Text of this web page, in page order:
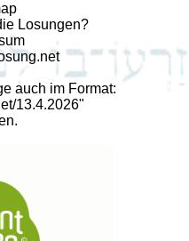
Losungen?
auch im Format:
13.4.2026"